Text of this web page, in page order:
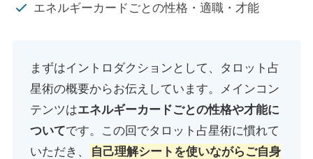
エネルギーカードごとの性格・適職・才能
まずはイントロダクションとして、タロット占
星術の概要からお伝えしています。メインコン
テンツはエネルギーカードごとの性格や才能に
ついてです。この回でタロット占星術に慣れて
いただき、
自己理解シートを使いながらご自身